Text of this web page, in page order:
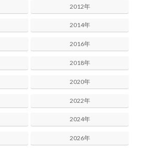
2012年
2014年
2016年
2018年
2020年
2022年
2024年
2026年